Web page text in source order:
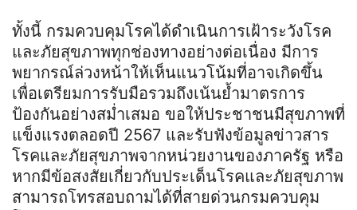
ทั้งนี้ กรมควบคุมโรคได้ดำเนินการเฝ้าระวังโรค
และภัยสุขภาพทุกช่องทางอย่างต่อเนื่อง มีการ
พยากรณ์ล่วงหน้าให้เห็นแนวโน้มที่อาจเกิดขึ้น
เพื่อเตรียมการรับมือรวมถึงเน้นย้ำมาตรการ
ป้องกันอย่างสม่ำเสมอ ขอให้ประชาชนมีสุขภาพที่
แข็งแรงตลอดปี 2567 และรับฟังข้อมูลข่าวสาร
โรคและภัยสุขภาพจากหน่วยงานของภาครัฐ หรือ
หากมีข้อสงสัยเกี่ยวกับประเด็นโรคและภัยสุขภาพ
สามารถโทรสอบถามได้ที่สายด่วนกรมควบคุม